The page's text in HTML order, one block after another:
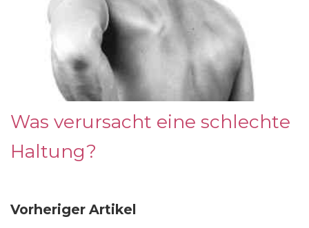
Was verursacht eine schlechte
Haltung?
Vorheriger Artikel